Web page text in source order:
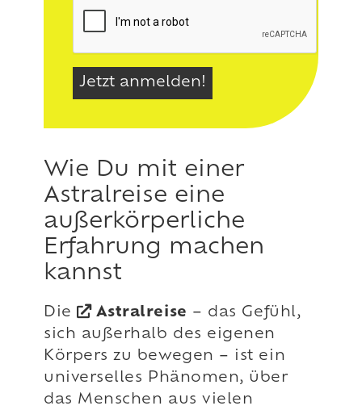
Wie Du mit einer
Astralreise eine
außerkörperliche
Erfahrung machen
kannst
Die Astralreise – das Gefühl,
sich außerhalb des eigenen
Körpers zu bewegen – ist ein
universelles Phänomen, über
das Menschen aus vielen